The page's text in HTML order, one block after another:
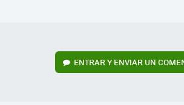
ENTRAR Y ENVIAR UN